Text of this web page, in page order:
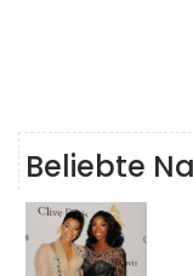
Beliebte